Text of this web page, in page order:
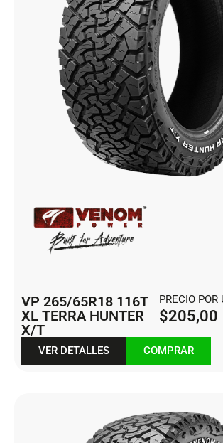
VP 265/65R18 116T
XL TERRA HUNTER
X/T
PRECIO
$205,00
VER DETALLES COMPRAR